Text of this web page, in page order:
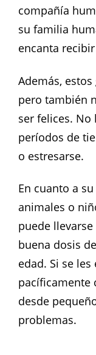
compañía
su familia
encanta
Además,
pero también
ser felices. No
períodos de
o estresarse.
En cuanto a
animales o
puede
buena dosis
edad. Si se
pacíficamente
desde
problemas.